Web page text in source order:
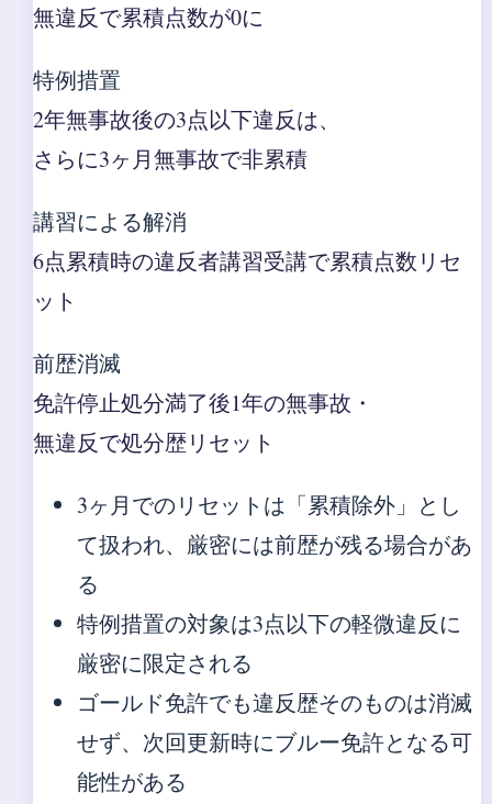
無違反で累積点数が0に
特例措置
2年無事故後の3点以下違反は、
さらに3ヶ月無事故で非累積
講習による解消
6点累積時の違反者講習受講で累積点数リセ
ット
前歴消滅
免許停止処分満了後1年の無事故・
無違反で処分歴リセット
3ヶ月でのリセットは「累積除外」とし
て扱われ、厳密には前歴が残る場合があ
る
特例措置の対象は3点以下の軽微違反に
厳密に限定される
ゴールド免許でも違反歴そのものは消滅
せず、次回更新時にブルー免許となる可
能性がある